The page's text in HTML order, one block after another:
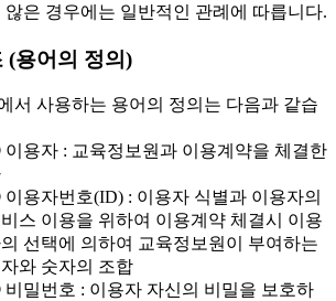
않은 경우에는 일반적인 관례에 따릅니다.
(용어의 정의)
서 사용하는 용어의 정의는 다음과 같습
용자 : 교육정보원과 이용계약을 체결한
용자번호(ID) : 이용자 식별과 이용자의
스 이용을 위하여 이용계약 체결시 이용
선택에 의하여 교육정보원이 부여하는
와 숫자의 조합
밀번호 : 이용자 자신의 비밀을 보호하